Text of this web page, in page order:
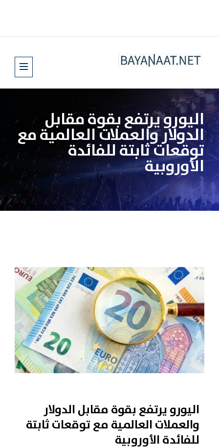
اليورو يرتفع بقوة مقابل
الدولار والعملات العالمية مع
توقعات ثابتة للفائدة
الأوروبية
اليورو يرتفع بقوة مقابل الدولار
والعملات العالمية مع توقعات ثابتة
للفائدة الأوروبية